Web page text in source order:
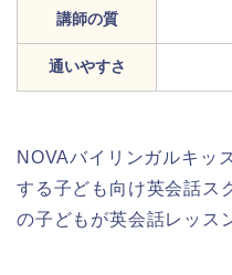
講師の質
通いやすさ
NOVAバイリンガルキッ
する子ども向け英会話ス
の子どもが英会話レッス